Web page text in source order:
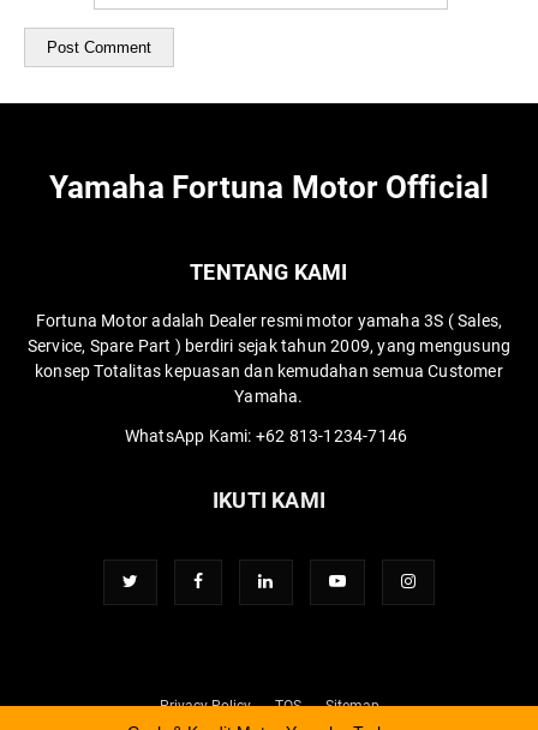
Yamaha Fortuna Motor Official
TENTANG KAMI
Fortuna Motor adalah Dealer resmi motor yamaha 3S ( Sales,
Service, Spare Part ) berdiri sejak tahun 2009, yang mengusung
konsep Totalitas kepuasan dan kemudahan semua Customer
Yamaha.
WhatsApp Kami: +62 813-1234-7146
IKUTI KAMI
Privacy Policy TOS Sitemap